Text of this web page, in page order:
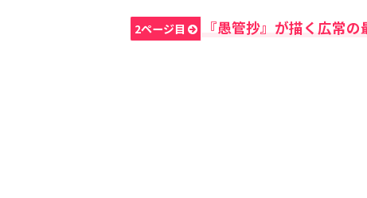
2ページ目 『愚管抄』が描く広常の